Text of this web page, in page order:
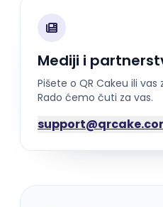
Mediji i
Pišete o QR Cakeu ili
Rado ćemo čuti za vas.